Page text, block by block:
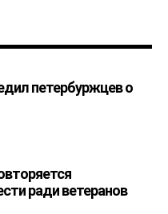
петербуржцев о
ради ветеранов